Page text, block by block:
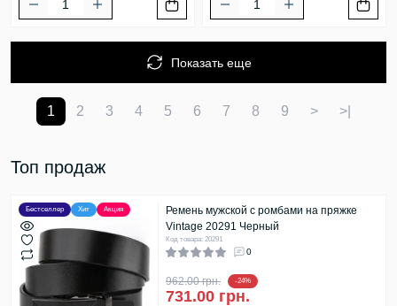
Показать еще
1 2 3 4 5 6 7 8 9 > >|
Топ продаж
Бестселлер Хит Акция
Ремень мужской с ромбами на пряжке
Vintage 20291 Черный
Код товара: 20291
0
962.00 грн. -24%
731.00 грн.